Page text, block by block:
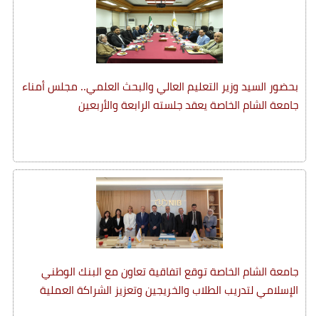
بحضور السيد وزير التعليم العالي والبحث العلمي.. مجلس أمناء
جامعة الشام الخاصة يعقد جلسته الرابعة والأربعين
جامعة الشام الخاصة توقع اتفاقية تعاون مع البنك الوطني
الإسلامي لتدريب الطلاب والخريجين وتعزيز الشراكة العملية